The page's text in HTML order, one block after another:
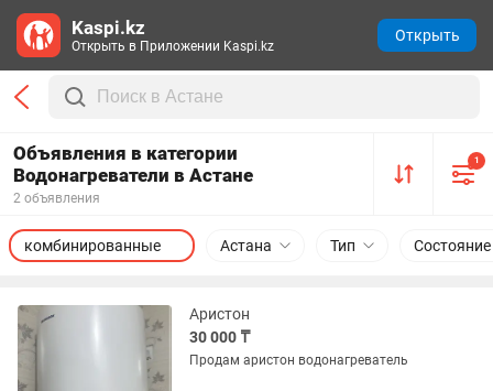
Объявления в категории
Водонагреватели в Астане
2 объявления
1
Астана Тип
комбинированные Состояние
Аристон
30 000 ₸
Продам аристон водонагреватель
Kaspi.kz
Открыть в Приложении Kaspi.kz
Открыть